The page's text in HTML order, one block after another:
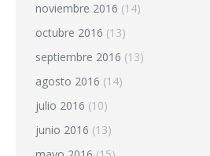
noviembre 2016 (14)
octubre 2016 (13)
septiembre 2016 (13)
agosto 2016 (14)
julio 2016 (10)
junio 2016 (13)